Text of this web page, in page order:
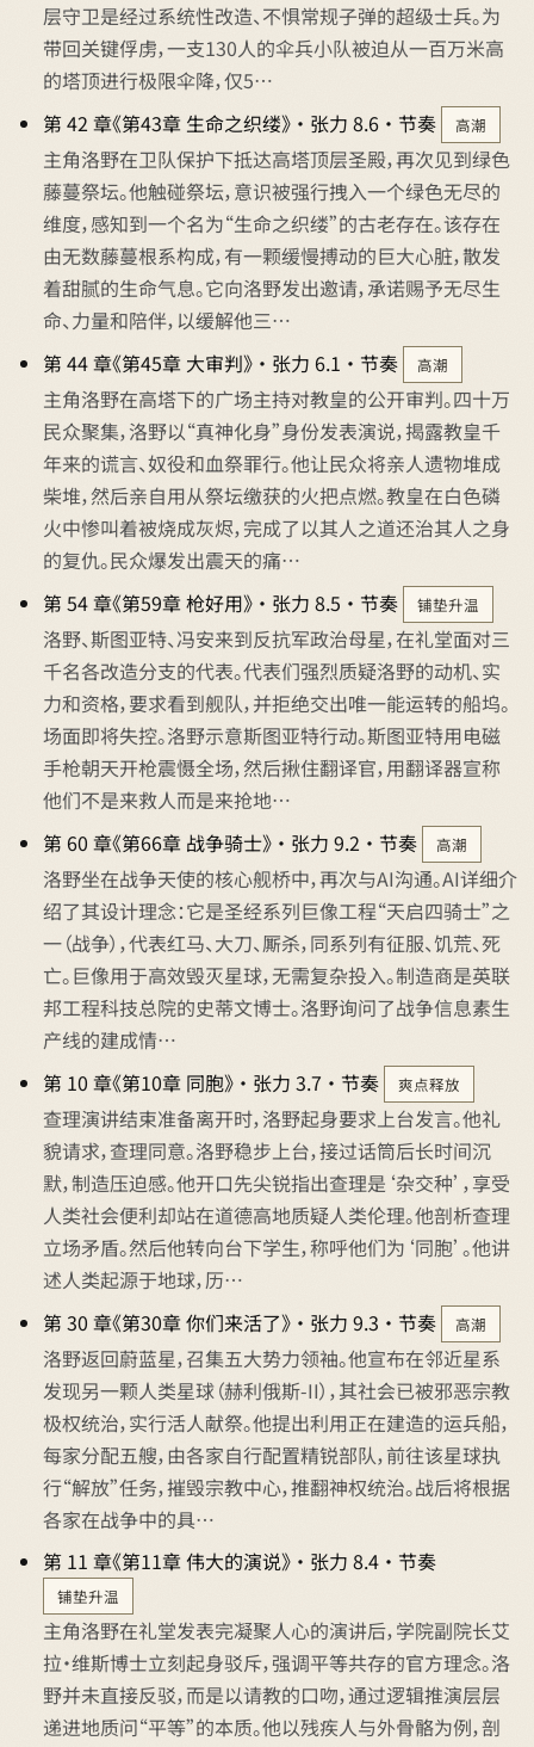
层守卫是经过系统性改造、不惧常规子弹的超级士兵。为
带回关键俘虏，一支130人的伞兵小队被迫从一百万米高
的塔顶进行极限伞降，仅5…
第 42 章《第43章 生命之织缕》 · 张力 8.6 · 节奏
高潮
主角洛野在卫队保护下抵达高塔顶层圣殿，再次见到绿色
藤蔓祭坛。他触碰祭坛，意识被强行拽入一个绿色无尽的
维度，感知到一个名为“生命之织缕”的古老存在。该存在
由无数藤蔓根系构成，有一颗缓慢搏动的巨大心脏，散发
着甜腻的生命气息。它向洛野发出邀请，承诺赐予无尽生
命、力量和陪伴，以缓解他三…
第 44 章《第45章 大审判》 · 张力 6.1 · 节奏
高潮
主角洛野在高塔下的广场主持对教皇的公开审判。四十万
民众聚集，洛野以“真神化身”身份发表演说，揭露教皇千
年来的谎言、奴役和血祭罪行。他让民众将亲人遗物堆成
柴堆，然后亲自用从祭坛缴获的火把点燃。教皇在白色磷
火中惨叫着被烧成灰烬，完成了以其人之道还治其人之身
的复仇。民众爆发出震天的痛…
第 54 章《第59章 枪好用》 · 张力 8.5 · 节奏
铺垫升温
洛野、斯图亚特、冯安来到反抗军政治母星，在礼堂面对三
千名各改造分支的代表。代表们强烈质疑洛野的动机、实
力和资格，要求看到舰队，并拒绝交出唯一能运转的船坞。
场面即将失控。洛野示意斯图亚特行动。斯图亚特用电磁
手枪朝天开枪震慑全场，然后揪住翻译官，用翻译器宣称
他们不是来救人而是来抢地…
第 60 章《第66章 战争骑士》 · 张力 9.2 · 节奏
高潮
洛野坐在战争天使的核心舰桥中，再次与AI沟通。AI详细介
绍了其设计理念：它是圣经系列巨像工程“天启四骑士”之
一（战争），代表红马、大刀、厮杀，同系列有征服、饥荒、死
亡。巨像用于高效毁灭星球，无需复杂投入。制造商是英联
邦工程科技总院的史蒂文博士。洛野询问了战争信息素生
产线的建成情…
第 10 章《第10章 同胞》 · 张力 3.7 · 节奏
爽点释放
查理演讲结束准备离开时，洛野起身要求上台发言。他礼
貌请求，查理同意。洛野稳步上台，接过话筒后长时间沉
默，制造压迫感。他开口先尖锐指出查理是‘杂交种’，享受
人类社会便利却站在道德高地质疑人类伦理。他剖析查理
立场矛盾。然后他转向台下学生，称呼他们为‘同胞’。他讲
述人类起源于地球，历…
第 30 章《第30章 你们来活了》 · 张力 9.3 · 节奏
高潮
洛野返回蔚蓝星，召集五大势力领袖。他宣布在邻近星系
发现另一颗人类星球（赫利俄斯-II），其社会已被邪恶宗教
极权统治，实行活人献祭。他提出利用正在建造的运兵船，
每家分配五艘，由各家自行配置精锐部队，前往该星球执
行“解放”任务，摧毁宗教中心，推翻神权统治。战后将根据
各家在战争中的具…
第 11 章《第11章 伟大的演说》 · 张力 8.4 · 节奏
铺垫升温
主角洛野在礼堂发表完凝聚人心的演讲后，学院副院长艾
拉·维斯博士立刻起身驳斥，强调平等共存的官方理念。洛
野并未直接反驳，而是以请教的口吻，通过逻辑推演层层
递进地质问“平等”的本质。他以残疾人与外骨骼为例，剖